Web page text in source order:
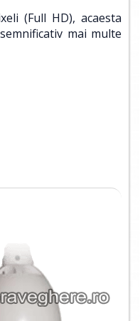
(Full HD), acaesta
mai multe